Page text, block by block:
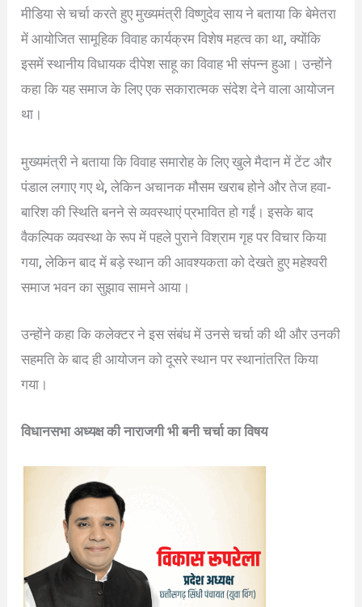
मीडिया से चर्चा करते हुए मुख्यमंत्री विष्णुदेव साय ने बताया कि बेमेतरा
में आयोजित सामूहिक विवाह कार्यक्रम विशेष महत्व का था, क्योंकि
इसमें स्थानीय विधायक दीपेश साहू का विवाह भी संपन्न हुआ। उन्होंने
कहा कि यह समाज के लिए एक सकारात्मक संदेश देने वाला आयोजन
था।
मुख्यमंत्री ने बताया कि विवाह समारोह के लिए खुले मैदान में टेंट और
पंडाल लगाए गए थे, लेकिन अचानक मौसम खराब होने और तेज हवा-
बारिश की स्थिति बनने से व्यवस्थाएं प्रभावित हो गईं। इसके बाद
वैकल्पिक व्यवस्था के रूप में पहले पुराने विश्राम गृह पर विचार किया
गया, लेकिन बाद में बड़े स्थान की आवश्यकता को देखते हुए महेश्वरी
समाज भवन का सुझाव सामने आया।
उन्होंने कहा कि कलेक्टर ने इस संबंध में उनसे चर्चा की थी और उनकी
सहमति के बाद ही आयोजन को दूसरे स्थान पर स्थानांतरित किया
गया।
विधानसभा अध्यक्ष की नाराजगी भी बनी चर्चा का विषय